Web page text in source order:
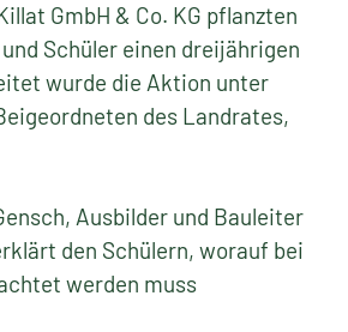
GmbH & Co. KG pflanzten
Schüler einen dreijährigen
wurde die Aktion unter
des Landrates,
Ausbilder und Bauleiter
den Schülern, worauf bei
werden muss